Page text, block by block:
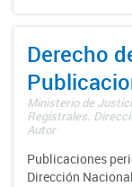
Derecho
Ministerio de
Registrales.
Autor
Publicaciones
Dirección